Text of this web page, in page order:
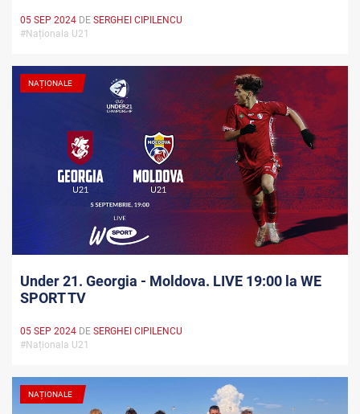
05 SEP 2024 DE SERGHEI CIPILENCU
#Naționala U21
NAȚIONALE
Under 21. Georgia - Moldova. LIVE 19:00 la WE
SPORT TV
05 SEP 2024 DE SERGHEI CIPILENCU
#Naționala U21
NAȚIONALE